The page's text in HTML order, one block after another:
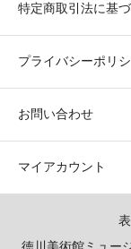
特定商取引法に基
プライバシーポリ
お問い合わせ
マイアカウント